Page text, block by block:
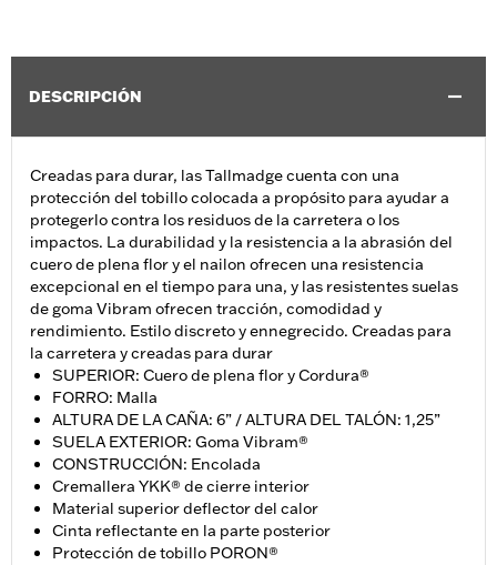
DESCRIPCIÓN
Creadas para durar, las Tallmadge cuenta con una
protección del tobillo colocada a propósito para ayudar a
protegerlo contra los residuos de la carretera o los
impactos. La durabilidad y la resistencia a la abrasión del
cuero de plena flor y el nailon ofrecen una resistencia
excepcional en el tiempo para una, y las resistentes suelas
de goma Vibram ofrecen tracción, comodidad y
rendimiento. Estilo discreto y ennegrecido. Creadas para
la carretera y creadas para durar
SUPERIOR: Cuero de plena flor y Cordura®
FORRO: Malla
ALTURA DE LA CAÑA: 6” / ALTURA DEL TALÓN: 1,25”
SUELA EXTERIOR: Goma Vibram®
CONSTRUCCIÓN: Encolada
Cremallera YKK® de cierre interior
Material superior deflector del calor
Cinta reflectante en la parte posterior
Protección de tobillo PORON®